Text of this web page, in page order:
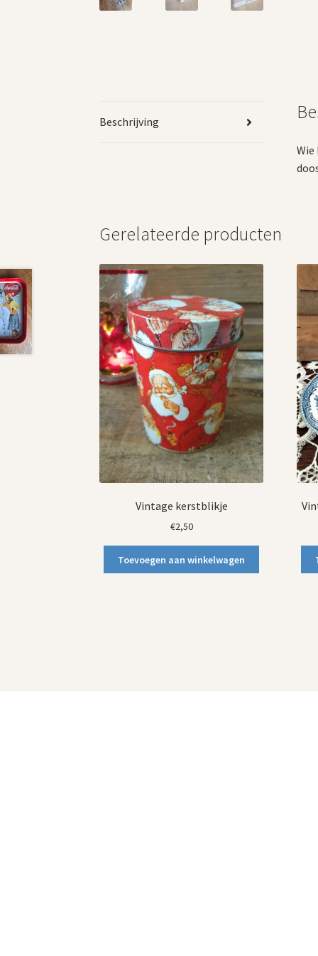
Beschrijving
Gerelateerde producten
Vintage kerstblikje
€2,50
Toevoegen aan winkelwagen